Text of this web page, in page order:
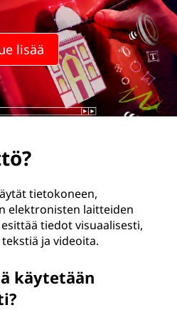
lisää
tietokoneen,
elektronisten laitteiden
tiedot visuaalisesti,
ja videoita.
käytetään